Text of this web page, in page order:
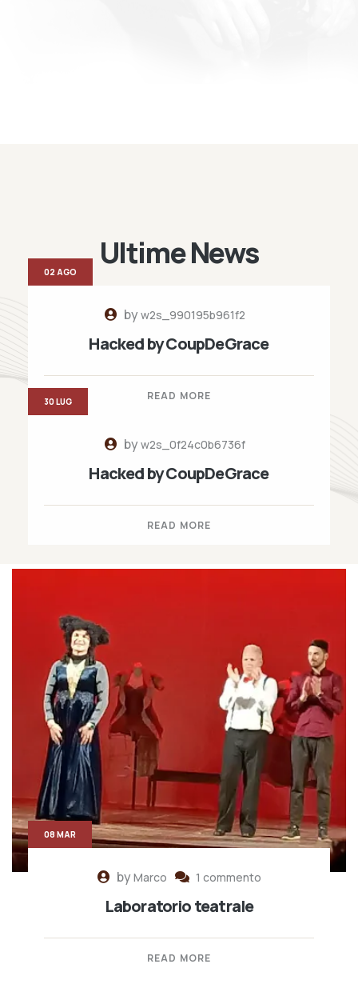
Ultime News
byw2s_990195b961f2
Hacked by CoupDeGrace
READ MORE
02 AGO
byw2s_0f24c0b6736f
Hacked by CoupDeGrace
READ MORE
30 LUG
byMarco 1 commento
Laboratorio teatrale
READ MORE
08 MAR